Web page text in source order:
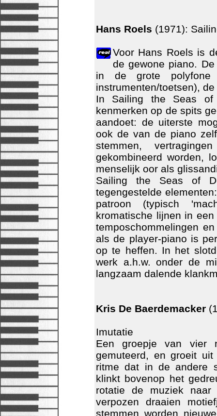
Hans Roels (1971):
Voor Hans Roels is
de gewone piano.
in de grote polyfone
instrumenten/toetsen),
In Sailing the Seas of
kenmerken op de spits
aandoet: de uiterste
ook de van de piano
stemmen,
gekombineerd worden,
menselijk oor als
Sailing the Seas of
tegengestelde
patroon (typisch
kromatische lijnen in
temposchommelingen
als de player-piano is
op te heffen. In het
werk a.h.w. onder de
langzaam dalende
Kris De Baerdemacker
Imutatie
Een groepje van vier
gemuteerd, en groeit
ritme dat in de andere
klinkt bovenop het
rotatie de muziek naar
verpozen draaien
stemmen worden